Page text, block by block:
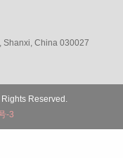
Shanxi, China 030027
Reserved.
-3